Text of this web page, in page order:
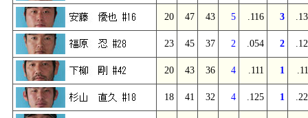
20 47 43 5 .116 3
23 45 37 2 .054 2
20 43 36 4 .111 1
18 41 32 4 .125 1